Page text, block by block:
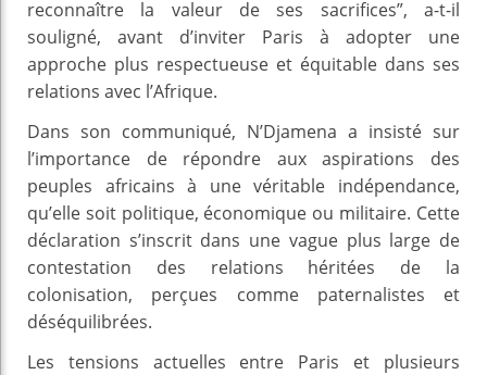
reconnaître la valeur de ses sacrifices”, a-t-il
souligné, avant d’inviter Paris à adopter une
approche plus respectueuse et équitable dans ses
relations avec l’Afrique.
Dans son communiqué, N’Djamena a insisté sur
l’importance de répondre aux aspirations des
peuples africains à une véritable indépendance,
qu’elle soit politique, économique ou militaire. Cette
déclaration s’inscrit dans une vague plus large de
contestation des relations héritées de la
colonisation, perçues comme paternalistes et
déséquilibrées.
Les tensions actuelles entre Paris et plusieurs